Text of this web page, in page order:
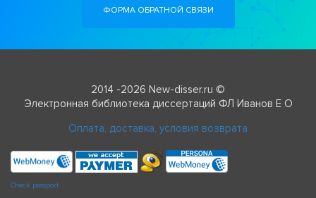
ФОРМА ОБРАТНОЙ СВЯЗИ
2014 -2026 New-disser.ru ©
Электронная библиотека диссертаций ФЛ Иванов Е О
Оплата, доставка, условия возврата
Check passport